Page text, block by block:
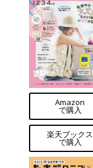
Amazon
で購入
楽天ブックス
で購入